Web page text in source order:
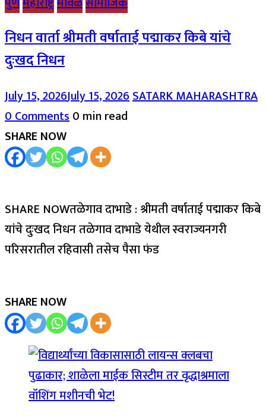
निधन वार्ता श्रीमती वर्षाताई पद्माकर किबे यांचे
दुःखद निधन
July 15, 2026July 15, 2026SATARK MAHARASHTRA
0 Comments0 min read
SHARE NOW
SHARE NOWतळेगाव दाभाडे : श्रीमती वर्षाताई पद्माकर किबे
यांचे दुःखद निधन तळेगाव दाभाडे येथील स्वराज्यनगरी
परिसरातील रहिवासी तसेच पैसा फंड
SHARE NOW